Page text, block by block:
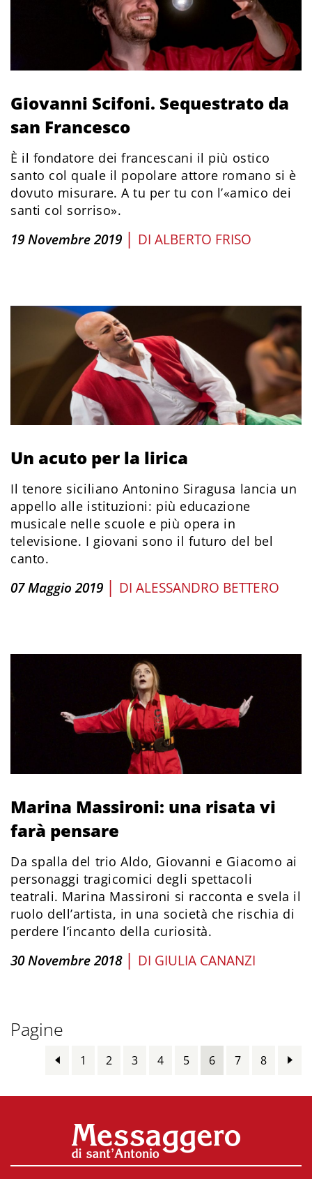
Giovanni Scifoni. Sequestrato da
san Francesco
È il fondatore dei francescani il più ostico
santo col quale il popolare attore romano si è
dovuto misurare. A tu per tu con l’«amico dei
santi col sorriso».
19 Novembre 2019 | DI ALBERTO FRISO
Un acuto per la lirica
Il tenore siciliano Antonino Siragusa lancia un
appello alle istituzioni: più educazione
musicale nelle scuole e più opera in
televisione. I giovani sono il futuro del bel
canto.
07 Maggio 2019 | DI ALESSANDRO BETTERO
Marina Massironi: una risata vi
farà pensare
Da spalla del trio Aldo, Giovanni e Giacomo ai
personaggi tragicomici degli spettacoli
teatrali. Marina Massironi si racconta e svela il
ruolo dell’artista, in una società che rischia di
perdere l’incanto della curiosità.
30 Novembre 2018 | DI GIULIA CANANZI
Pagine
1 2 3 4 5 6 7 8